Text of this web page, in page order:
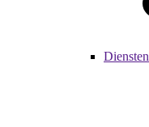
Diensten